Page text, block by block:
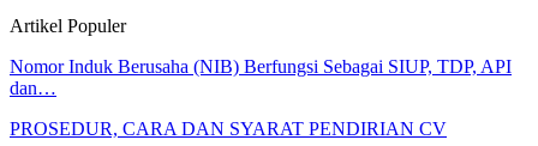
Artikel Populer
Nomor Induk Berusaha (NIB) Berfungsi Sebagai SIUP, TDP, API
dan…
PROSEDUR, CARA DAN SYARAT PENDIRIAN CV